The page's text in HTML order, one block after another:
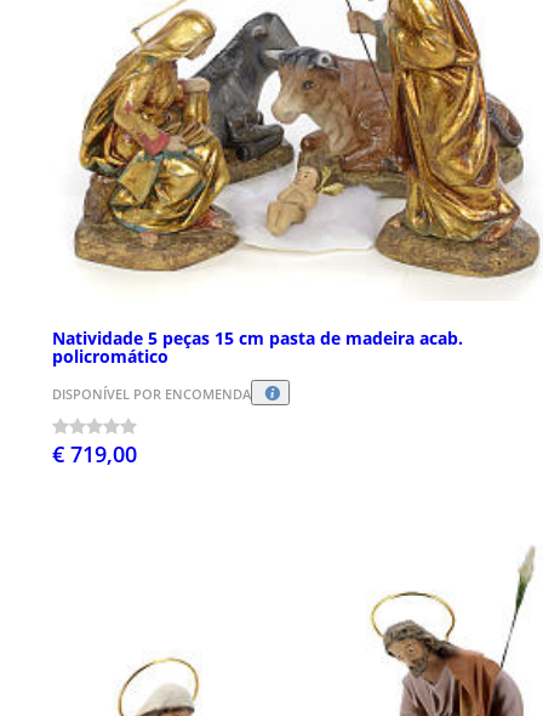
Natividade 5 peças 15 cm pasta de madeira acab.
policromático
DISPONÍVEL POR ENCOMENDA
€ 719,00